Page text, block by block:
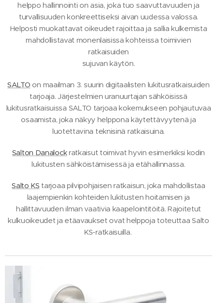
helppo hallinnointi on asia, joka tuo saavuttavuuden ja
turvallisuuden konkreettiseksi aivan uudessa valossa.
Helposti muokattavat oikeudet rajoittaa ja sallia kulkemista
mahdollistavat monenlaisissa kohteissa toimivien
ratkaisuiden
sujuvan käytön.
SALTO on maailman 3. suurin digitaalisten lukitusratkaisuiden
tarjoaja. Järjestelmien uranuurtajan sähköisissä
lukitusratkaisuissa SALTO tarjoaa kokemukseen pohjautuvaa
osaamista, joka näkyy helppona käytettävyytenä ja
luotettavina teknisinä ratkaisuina.
Salton Danalockratkaisut toimivat hyvin esimerkiksi kodin
lukitusten sähköistämisessä ja etähallinnassa.
Salto KS tarjoaa pilvipohjaisen ratkaisun, joka mahdollistaa
laajempienkin kohteiden lukitusten hoitamisen ja
hallittavuuden ilman vaativia kaapelointitöitä. Rajoitetut
kulkuoikeudet ja etäavaukset ovat helppoja toteuttaa Salto
KS-ratkaisuilla.